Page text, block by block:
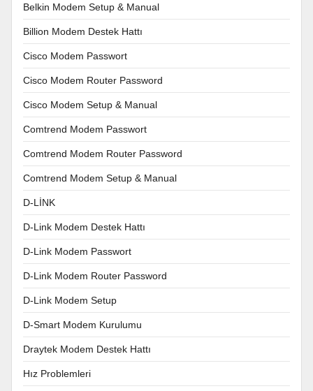
Belkin Modem Setup & Manual
Billion Modem Destek Hattı
Cisco Modem Passwort
Cisco Modem Router Password
Cisco Modem Setup & Manual
Comtrend Modem Passwort
Comtrend Modem Router Password
Comtrend Modem Setup & Manual
D-LİNK
D-Link Modem Destek Hattı
D-Link Modem Passwort
D-Link Modem Router Password
D-Link Modem Setup
D-Smart Modem Kurulumu
Draytek Modem Destek Hattı
Hız Problemleri